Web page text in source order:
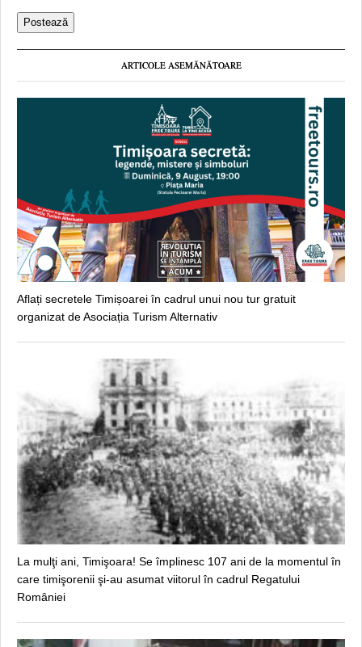
ARTICOLE ASEMĂNĂTOARE
Aflați secretele Timișoarei în cadrul unui nou tur gratuit
organizat de Asociația Turism Alternativ
La mulţi ani, Timişoara! Se împlinesc 107 ani de la momentul în
care timişorenii şi-au asumat viitorul în cadrul Regatului
României